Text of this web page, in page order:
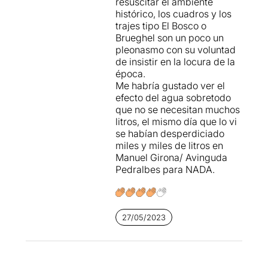
histórico, los cuadros y los
trajes tipo El Bosco o
Brueghel son un poco un
pleonasmo con su voluntad
de insistir en la locura de la
época.
Me habría gustado ver el
efecto del agua sobretodo
que no se necesitan muchos
litros, el mismo día que lo vi
se habían desperdiciado
miles y miles de litros en
Manuel Girona/ Avinguda
Pedralbes para NADA.
27/05/2023